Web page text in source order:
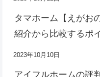
タマホーム【えがお
紹介から比較するポ
2023年10月10日
アイフルホームの評